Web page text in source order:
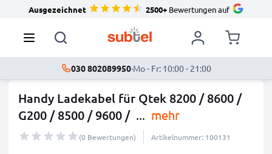
Ausgezeichnet 2500+Bewertungen auf
030 802089950·Mo - Fr: 10:00 - 21:00
Handy Ladekabel für Qtek 8200 / 8600 /
G200 / 8500 / 9600 / ... mehr
(0 Bewertungen) Artikelnummer: 100131